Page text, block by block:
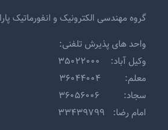
گروه مهندسی الکترونیک و انفورماتیک
واحد های پذیرش تلفنی:
وکیل آباد: ۳۵۰۲۲۰۰۰
معلم: ۳۶۰۴۴۰۰۴
سجاد: ۳۶۰۵۶۰۰۶
امام رضا: ۳۳۴۳۹۷۹۹